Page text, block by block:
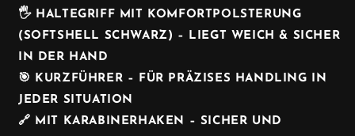
🖐️ HALTEGRIFF MIT KOMFORTPOLSTERUNG
(SOFTSHELL SCHWARZ) – LIEGT WEICH & SICHER
IN DER HAND
🎯 KURZFÜHRER – FÜR PRÄZISES HANDLING IN
JEDER SITUATION
🔗 MIT KARABINERHAKEN – SICHER UND